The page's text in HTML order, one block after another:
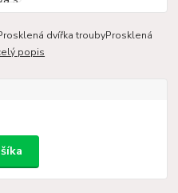
dvířka troubyProsklená
popis